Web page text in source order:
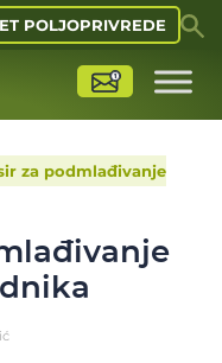
POLJOPRIVREDE
za podmlađivanje